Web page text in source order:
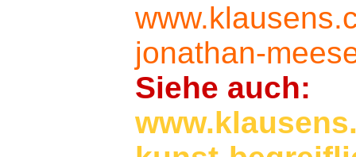
jonathan-
Siehe auch: